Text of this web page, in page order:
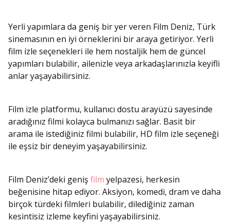
Yerli yapımlara da geniş bir yer veren Film Deniz, Türk
sinemasının en iyi örneklerini bir araya getiriyor. Yerli
film izle seçenekleri ile hem nostaljik hem de güncel
yapımları bulabilir, ailenizle veya arkadaşlarınızla keyifli
anlar yaşayabilirsiniz.
Film izle platformu, kullanıcı dostu arayüzü sayesinde
aradığınız filmi kolayca bulmanızı sağlar. Basit bir
arama ile istediğiniz filmi bulabilir, HD film izle seçeneği
ile eşsiz bir deneyim yaşayabilirsiniz.
Film Deniz’deki geniş film yelpazesi, herkesin
beğenisine hitap ediyor. Aksiyon, komedi, dram ve daha
birçok türdeki filmleri bulabilir, dilediğiniz zaman
kesintisiz izleme keyfini yaşayabilirsiniz.